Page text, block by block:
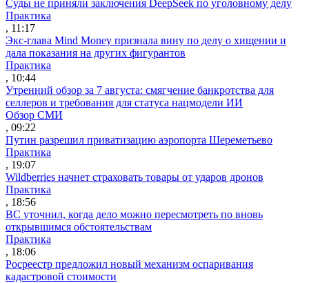
Суды не приняли заключения DeepSeek по уголовному делу
Практика
, 11:17
Экс-глава Mind Money признала вину по делу о хищении и
дала показания на других фигурантов
Практика
, 10:44
Утренний обзор за 7 августа: смягчение банкротства для
селлеров и требования для статуса нацмодели ИИ
Обзор СМИ
, 09:22
Путин разрешил приватизацию аэропорта Шереметьево
Практика
, 19:07
Wildberries начнет страховать товары от ударов дронов
Практика
, 18:56
ВС уточнил, когда дело можно пересмотреть по вновь
открывшимся обстоятельствам
Практика
, 18:06
Росреестр предложил новый механизм оспаривания
кадастровой стоимости